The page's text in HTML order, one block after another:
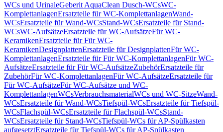
WCs und UrinaleGeberit AquaClean Dusch-WCsWC-
KomplettanlagenErsatzteile für WC-KomplettanlagenWand-
WCsErsatzteile für Wand-WCsStand-WCsErsatzteile für Stand-
WCsWC-AufsätzeErsatzteile für WC-AufsätzeFür WC-
KeramikenErsatzteile für Für WC-
KeramikenDesignplattenErsatzteile für DesignplattenFür WC-
KomplettanlagenErsatzteile für Für WC-KomplettanlagenFür WC-
AufsätzeErsatzteile für Für WC-AufsätzeZubehörErsatzteile für
ZubehörFür WC-KomplettanlagenFür WC-AufsätzeErsatzteile für
Für WC-AufsätzeFür WC-Aufsätze und WC-
KomplettanlagenWCsVerbrauchsmaterialWCs und WC-SitzeWand-
WCsErsatzteile für Wand-WCsTiefspül-WCsErsatzteile für Tiefspül-
WCsFlachspül-WCsErsatzteile für Flachspül-WCsStand-
WCsErsatzteile für Stand-WCsTiefspül-WCs für AP-Spülkasten
aufgesetztErsatzteile für Tiefspül-WCs für AP-Spülkasten